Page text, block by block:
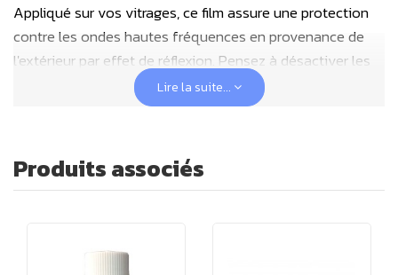
Appliqué sur vos vitrages, ce film assure une protection
contre les ondes hautes fréquences en provenance de
l'extérieur par effet de réflexion. Pensez à désactiver les
émetteurs sans-fil à l'intérieur de votre domicile pour les
solutions filaireset à appliquer les
Principalement utilisés sur des vitrages donnant sur
exemple ou compléter le blindage d'une pièce protégée
Lire la suite...
Produits associés